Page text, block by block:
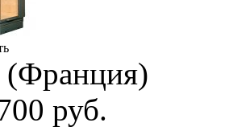
руб.